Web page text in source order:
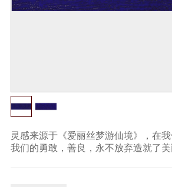
灵感来源于《爱丽丝梦游仙境》，在我
我们的勇敢，善良，永不放弃造就了美